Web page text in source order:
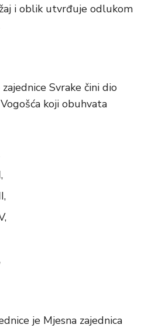
i oblik utvrđuje odlukom
Svrake čini dio
koji obuhvata
je Mjesna zajednica